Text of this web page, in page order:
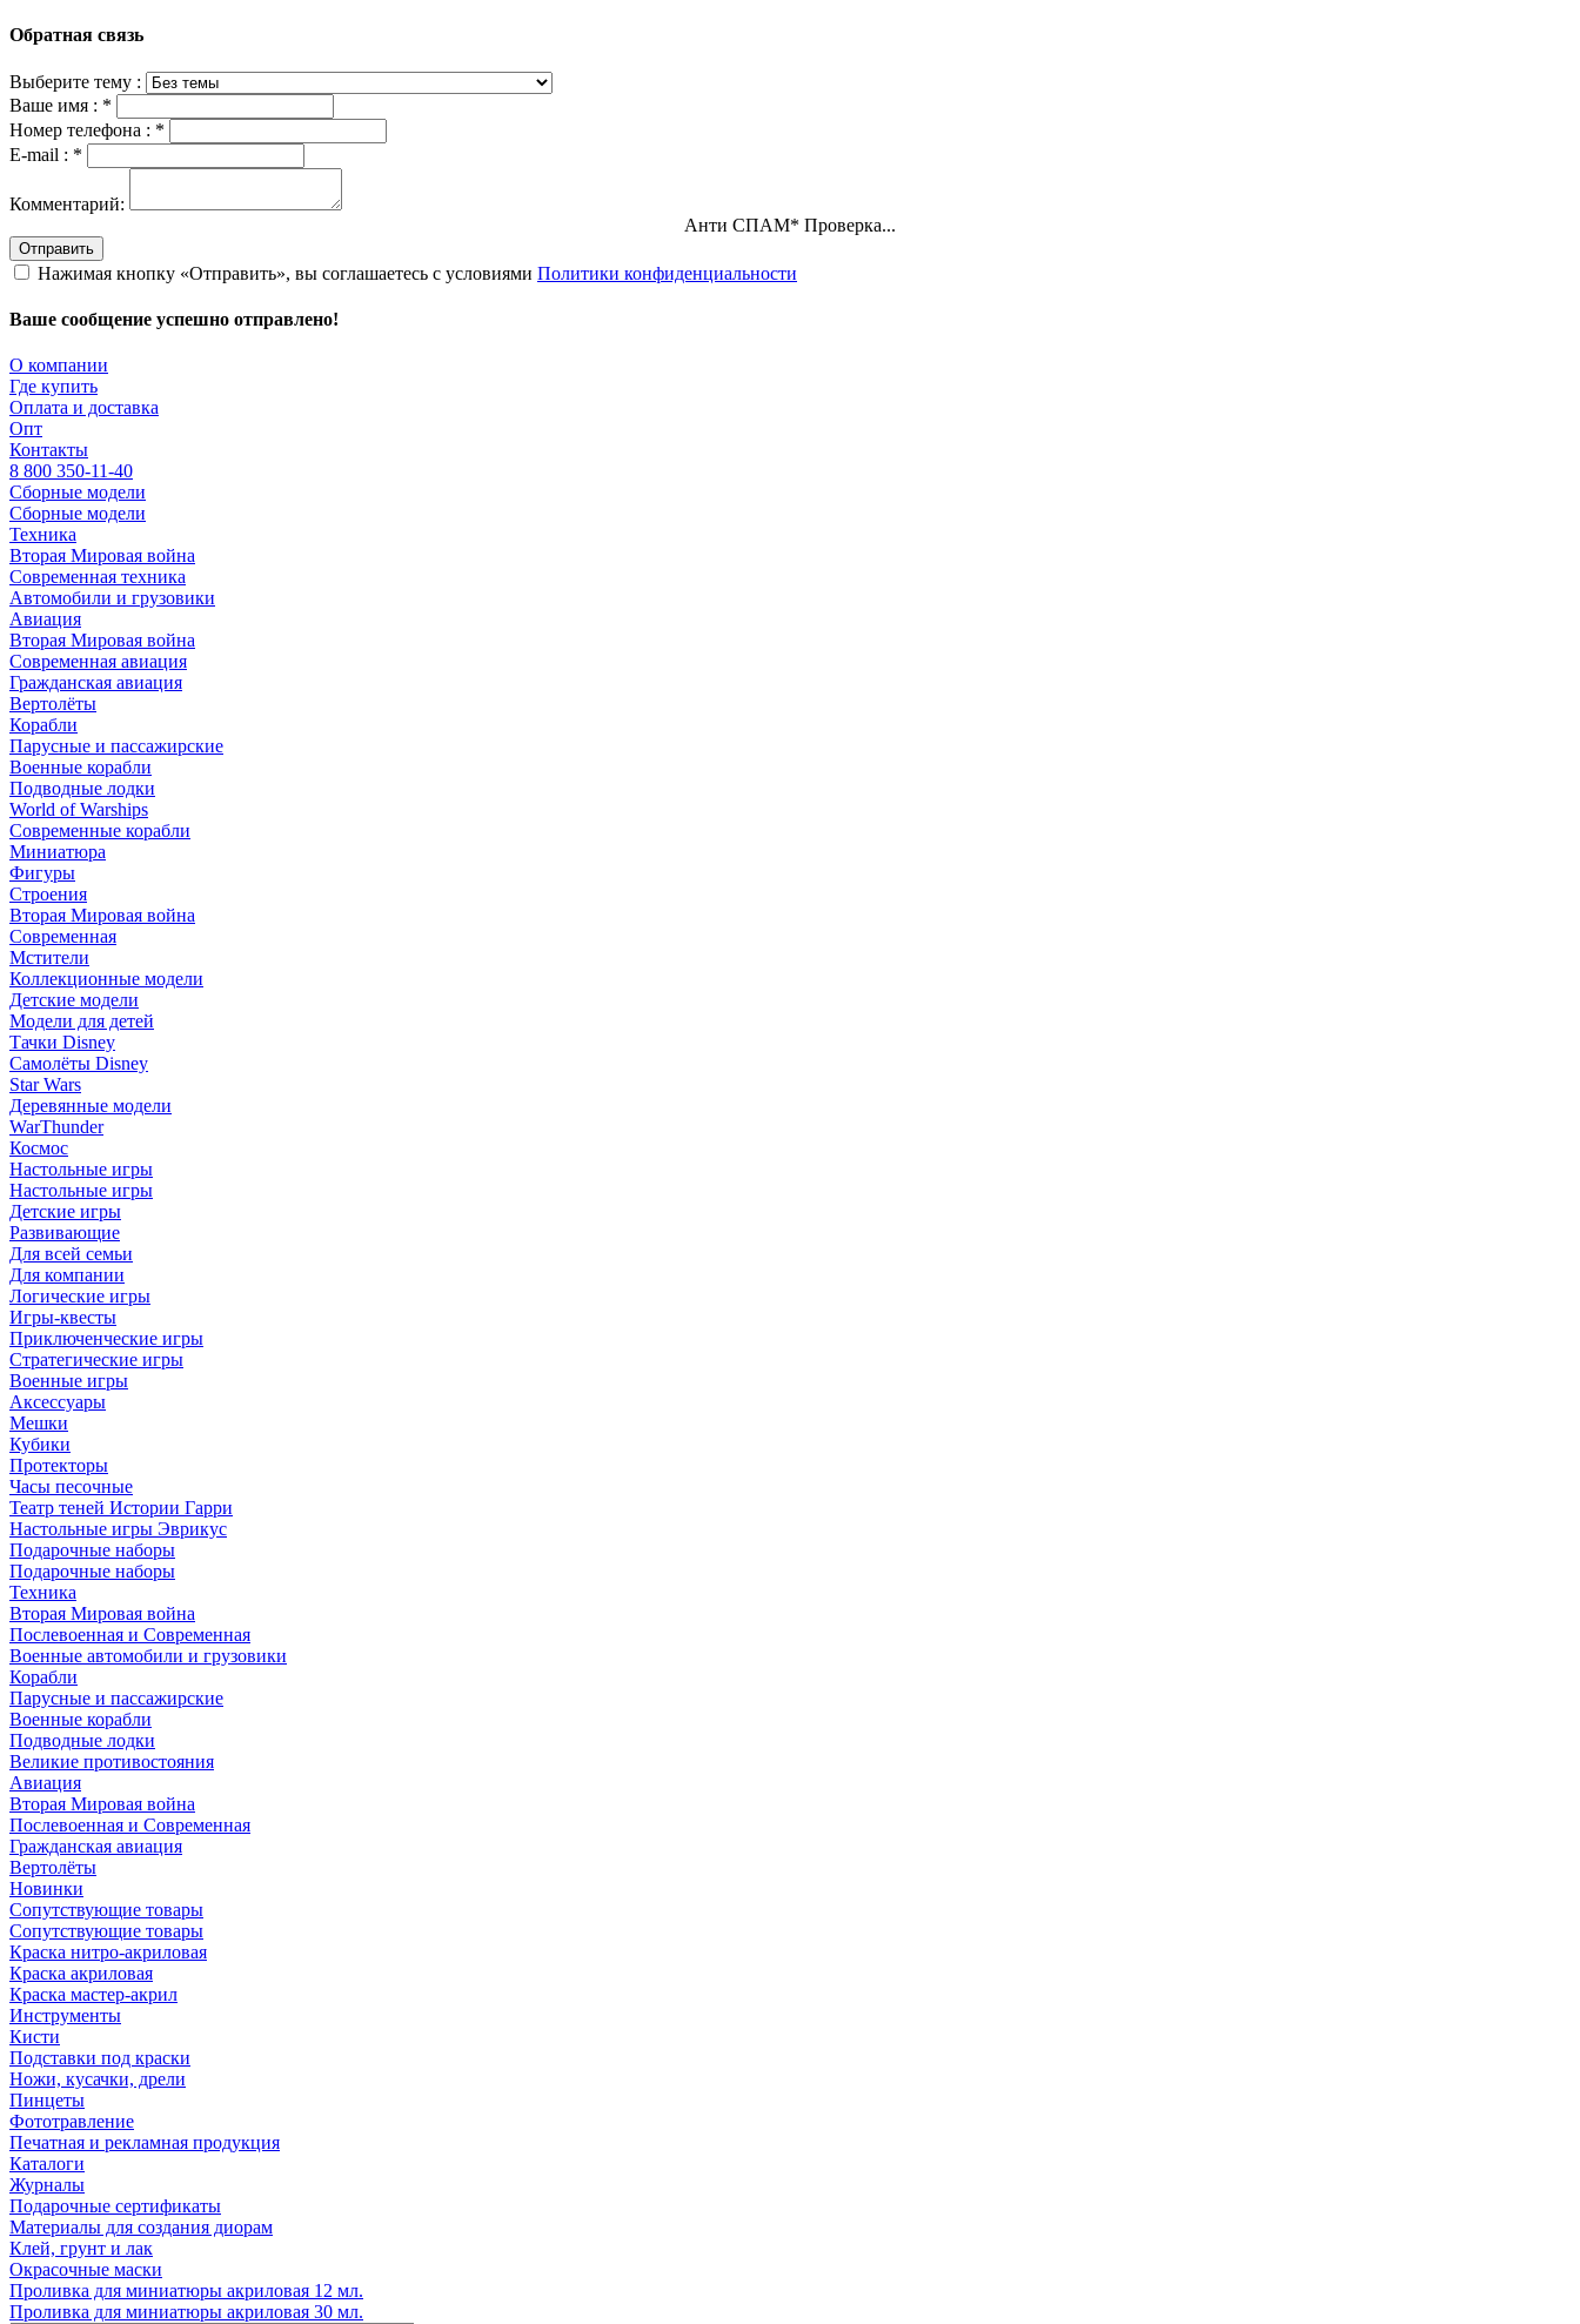
Обратная связь
Выберите тему :
Ваше имя : *
Номер телефона : *
E-mail : *
Комментарий:
Анти СПАМ* Проверка...
Отправить
Нажимая кнопку «Отправить», вы соглашаетесь с условиями Политики конфиденциальности
Ваше сообщение успешно отправлено!
О компании
Где купить
Оплата и доставка
Опт
Контакты
8 800 350-11-40
Сборные модели
Сборные модели
Техника
Вторая Мировая война
Современная техника
Автомобили и грузовики
Авиация
Вторая Мировая война
Современная авиация
Гражданская авиация
Вертолёты
Корабли
Парусные и пассажирские
Военные корабли
Подводные лодки
World of Warships
Современные корабли
Миниатюра
Фигуры
Строения
Вторая Мировая война
Современная
Мстители
Коллекционные модели
Детские модели
Модели для детей
Тачки Disney
Самолёты Disney
Star Wars
Деревянные модели
WarThunder
Космос
Настольные игры
Настольные игры
Детские игры
Развивающие
Для всей семьи
Для компании
Логические игры
Игры-квесты
Приключенческие игры
Стратегические игры
Военные игры
Аксессуары
Мешки
Кубики
Протекторы
Часы песочные
Театр теней Истории Гарри
Настольные игры Эврикус
Подарочные наборы
Подарочные наборы
Техника
Вторая Мировая война
Послевоенная и Современная
Военные автомобили и грузовики
Корабли
Парусные и пассажирские
Военные корабли
Подводные лодки
Великие противостояния
Авиация
Вторая Мировая война
Послевоенная и Современная
Гражданская авиация
Вертолёты
Новинки
Сопутствующие товары
Сопутствующие товары
Краска нитро-акриловая
Краска акриловая
Краска мастер-акрил
Инструменты
Кисти
Подставки под краски
Ножи, кусачки, дрели
Пинцеты
Фототравление
Печатная и рекламная продукция
Каталоги
Журналы
Подарочные сертификаты
Материалы для создания диорам
Клей, грунт и лак
Окрасочные маски
Проливка для миниатюры акриловая 12 мл.
Проливка для миниатюры акриловая 30 мл.